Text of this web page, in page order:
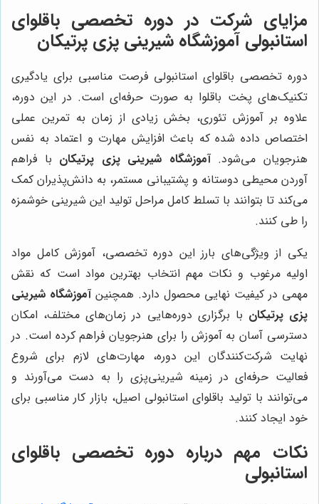
مزایای شرکت در دوره تخصصی باقلوای
استانبولی آموزشگاه شیرینی پزی پرتیکان
دوره تخصصی باقلوای استانبولی فرصت مناسبی برای یادگیری
تکنیک‌های پخت باقلوا به صورت حرفه‌ای است. در این دوره،
علاوه بر آموزش تئوری، بخش زیادی از زمان به تمرین عملی
اختصاص داده شده که باعث افزایش مهارت و اعتماد به نفس
هنرجویان می‌شود.آموزشگاه شیرینی پزی پرتیکان با فراهم
آوردن محیطی دوستانه و پشتیبانی مستمر، به دانش‌پذیران کمک
می‌کند تا بتوانند با تسلط کامل مراحل تولید این شیرینی خوشمزه
را طی کنند.
یکی از ویژگی‌های بارز این دوره تخصصی، آموزش کامل مواد
اولیه مرغوب و نکات مهم انتخاب بهترین مواد است که نقش
مهمی در کیفیت نهایی محصول دارد. همچنینآموزشگاه شیرینی
پزی پرتیکان با برگزاری دوره‌هایی در زمان‌های مختلف، امکان
دسترسی آسان به آموزش را برای هنرجویان فراهم کرده است. در
نهایت شرکت‌کنندگان این دوره، مهارت‌های لازم برای شروع
فعالیت حرفه‌ای در زمینه شیرینی‌پزی را به دست می‌آورند و
می‌توانند با تولید باقلوای استانبولی اصیل، بازار کار مناسبی برای
خود ایجاد کنند.
نکات مهم درباره دوره تخصصی باقلوای
استانبولی